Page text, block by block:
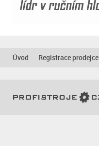
Úvod Registrace prodejce